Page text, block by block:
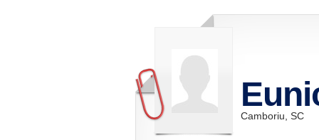
Camboriu, SC